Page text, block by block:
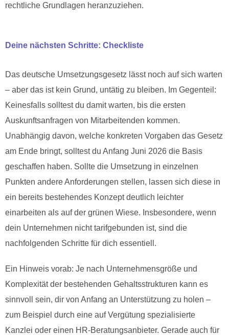
rechtliche Grundlagen heranzuziehen.
Deine nächsten Schritte: Checkliste
Das deutsche Umsetzungsgesetz lässt noch auf sich warten
– aber das ist kein Grund, untätig zu bleiben. Im Gegenteil:
Keinesfalls solltest du damit warten, bis die ersten
Auskunftsanfragen von Mitarbeitenden kommen.
Unabhängig davon, welche konkreten Vorgaben das Gesetz
am Ende bringt, solltest du Anfang Juni 2026 die Basis
geschaffen haben. Sollte die Umsetzung in einzelnen
Punkten andere Anforderungen stellen, lassen sich diese in
ein bereits bestehendes Konzept deutlich leichter
einarbeiten als auf der grünen Wiese. Insbesondere, wenn
dein Unternehmen nicht tarifgebunden ist, sind die
nachfolgenden Schritte für dich essentiell.
Ein Hinweis vorab: Je nach Unternehmensgröße und
Komplexität der bestehenden Gehaltsstrukturen kann es
sinnvoll sein, dir von Anfang an Unterstützung zu holen –
zum Beispiel durch eine auf Vergütung spezialisierte
Kanzlei oder einen HR-Beratungsanbieter. Gerade auch für